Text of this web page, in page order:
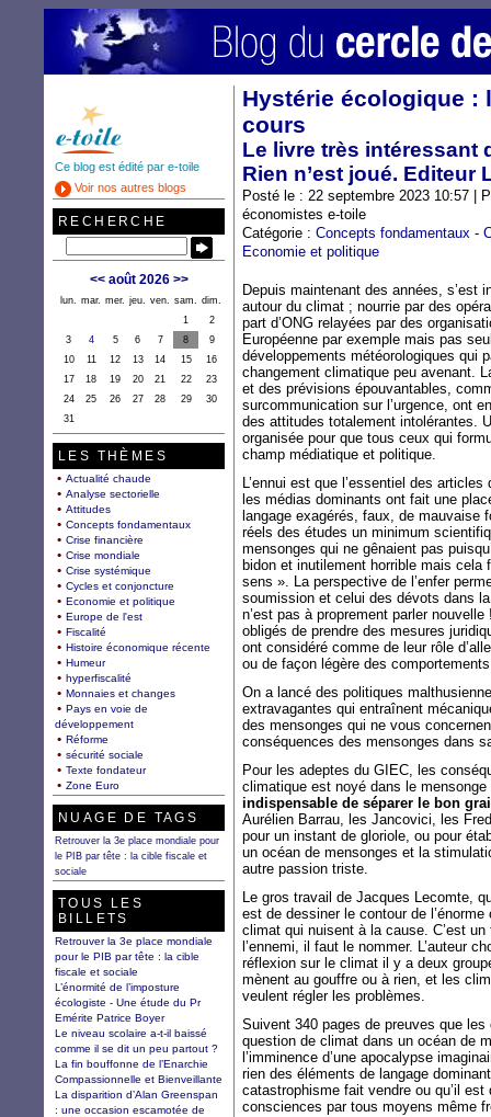
Hystérie écologique :
cours
Le livre très intéressant
Rien n’est joué. Editeur
Posté le : 22 septembre 2023 10:57 |
économistes e-toile
Catégorie : Concepts fondamentaux -
Economie et politique
Depuis maintenant des années, s’est
autour du climat ; nourrie par des
part d’ONG relayées par des
Européenne par exemple mais pas
développements météorologiques qui
changement climatique peu avenant.
et des prévisions épouvantables,
surcommunication sur l’urgence, ont
des attitudes totalement intolérantes.
organisée pour que tous ceux qui
champ médiatique et politique.
L’ennui est que l’essentiel des
les médias dominants ont fait une
langage exagérés, faux, de
réels des études un minimum
mensonges qui ne gênaient pas
bidon et inutilement horrible mais
sens ». La perspective de l’enfer
soumission et celui des dévots dans
n’est pas à proprement parler
obligés de prendre des mesures
ont considéré comme de leur rôle
ou de façon légère des
On a lancé des politiques
extravagantes qui entraînent
des mensonges qui ne vous
conséquences des mensonges dans
Pour les adeptes du GIEC, les
climatique est noyé dans le
indispensable de séparer le bon
Aurélien Barrau, les Jancovici, les
pour un instant de gloriole, ou pour
un océan de mensonges et la
autre passion triste.
Le gros travail de Jacques Lecomte,
est de dessiner le contour de
climat qui nuisent à la cause. C’est
l’ennemi, il faut le nommer. L’auteur
réflexion sur le climat il y a deux
mènent au gouffre ou à rien, et les
veulent régler les problèmes.
Suivent 340 pages de preuves que
question de climat dans un océan de
l’imminence d’une apocalypse
rien des éléments de langage
catastrophisme fait vendre ou qu’il
consciences par tous moyens même
Ce blog est édité par e-toile
Voir nos autres blogs
RECHERCHE
<< août 2026 >>
lun. mar. mer. jeu. ven. sam.
dim.
1
2
3
4 5 6 7 8
9
10
11 12 13 14 15
16
17
18 19 20 21 22
23
24
25 26 27 28 29
30
31
LES THÈMES
Actualité chaude
Analyse sectorielle
Attitudes
Concepts fondamentaux
Crise financière
Crise mondiale
Crise systémique
Cycles et conjoncture
Economie et politique
Europe de l'est
Fiscalité
Histoire économique récente
Humeur
hyperfiscalité
Monnaies et changes
Pays en voie de
développement
Réforme
sécurité sociale
Texte fondateur
Zone Euro
NUAGE DE TAGS
Retrouver la 3e place mondiale pour
le PIB par tête : la cible fiscale et
sociale
TOUS LES
BILLETS
Retrouver la 3e place mondiale
pour le PIB par tête : la cible
fiscale et sociale
L’énormité de l’imposture
écologiste - Une étude du Pr
Emérite Patrice Boyer
Le niveau scolaire a-t-il baissé
comme il se dit un peu partout ?
La fin bouffonne de l’Enarchie
Compassionnelle et Bienveillante
La disparition d’Alan Greenspan
: une occasion escamotée de